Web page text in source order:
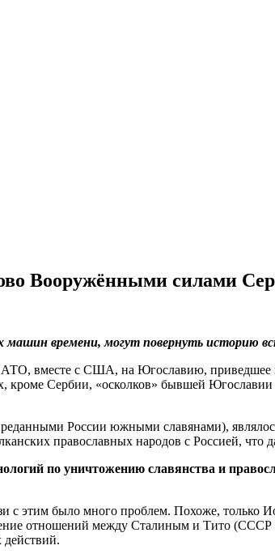
Вооружёнными силами
машин времени, могут повернуть историю
вместе с США, на Югославию, приведшее
кроме Сербии, «осколков» бывшей
России южными славянами),
православных народов с Россией, что
по уничтожению славянства и
с этим было много проблем. Похоже, только
отношений между Сталиным и Тито
действий.